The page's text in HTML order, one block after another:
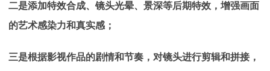
二是添加特效合成、镜头光晕、景深等后期特效，增强画面
的艺术感染力和真实感；
三是根据影视作品的剧情和节奏，对镜头进行剪辑和拼接，